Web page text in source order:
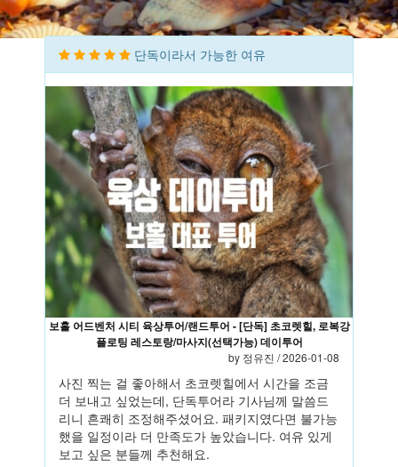
단독이라서 가능한 여유
보홀 어드벤처 시티 육상투어/랜드투어 - [단독] 초코렛힐, 로복강
플로팅 레스토랑/마사지(선택가능) 데이투어
by 정유진 / 2026-01-08
사진 찍는 걸 좋아해서 초코렛힐에서 시간을 조금
더 보내고 싶었는데, 단독투어라 기사님께 말씀드
리니 흔쾌히 조정해주셨어요. 패키지였다면 불가능
했을 일정이라 더 만족도가 높았습니다. 여유 있게
보고 싶은 분들께 추천해요.